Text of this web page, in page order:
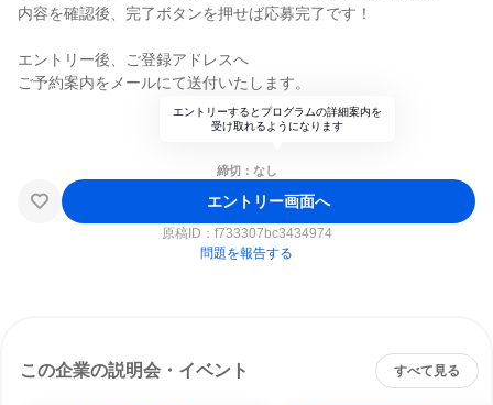
内容を確認後、完了ボタンを押せば応募完了です！
エントリー後、ご登録アドレスへ
ご予約案内をメールにて送付いたします。
エントリーするとプログラムの詳細案内を
受け取れるようになります
締切：なし
エントリー画面へ
原稿ID： f733307bc3434974
問題を報告する
この企業の説明会・イベント すべて見る